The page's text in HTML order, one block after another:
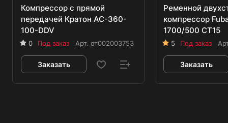
Компрессор с прямой
передачей Кратон AC-360-
100-DDV
0 Под заказ Арт. от002003753
Заказать
Ременной
компрессор
1700/500 CT15
5 Под заказ
Заказать